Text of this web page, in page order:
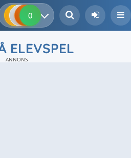
0 0 0
ELEVSPEL
ANNONS